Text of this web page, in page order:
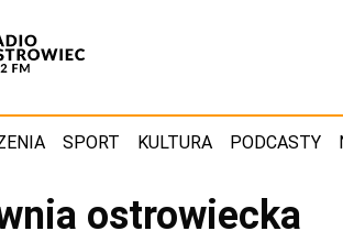
SPORT KULTURA PODCASTY
ostrowiecka